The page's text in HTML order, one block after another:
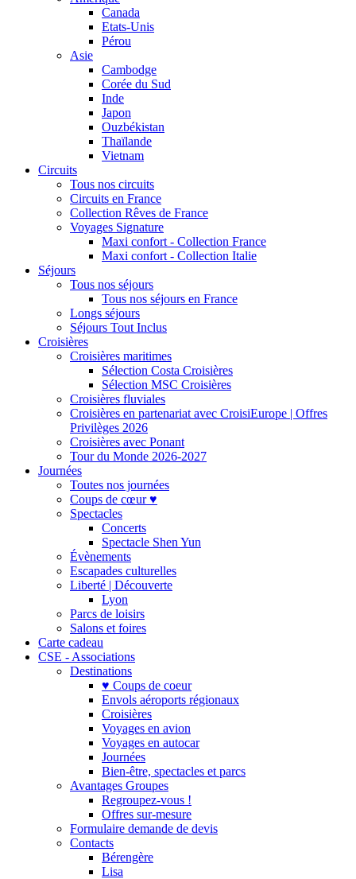
Canada
Etats-Unis
Pérou
Asie
Cambodge
Corée du Sud
Inde
Japon
Ouzbékistan
Thaïlande
Vietnam
Circuits
Tous nos circuits
Circuits en France
Collection Rêves de France
Voyages Signature
Maxi confort - Collection France
Maxi confort - Collection Italie
Séjours
Tous nos séjours
Tous nos séjours en France
Longs séjours
Séjours Tout Inclus
Croisières
Croisières maritimes
Sélection Costa Croisières
Sélection MSC Croisières
Croisières fluviales
Croisières en partenariat avec CroisiEurope | Offres
Privilèges 2026
Croisières avec Ponant
Tour du Monde 2026-2027
Journées
Toutes nos journées
Coups de cœur ♥
Spectacles
Concerts
Spectacle Shen Yun
Évènements
Escapades culturelles
Liberté | Découverte
Lyon
Parcs de loisirs
Salons et foires
Carte cadeau
CSE - Associations
Destinations
♥ Coups de coeur
Envols aéroports régionaux
Croisières
Voyages en avion
Voyages en autocar
Journées
Bien-être, spectacles et parcs
Avantages Groupes
Regroupez-vous !
Offres sur-mesure
Formulaire demande de devis
Contacts
Bérengère
Lisa